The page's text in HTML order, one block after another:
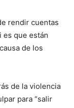
rendir cuentas
es que están
de los
de la violencia
para “salir